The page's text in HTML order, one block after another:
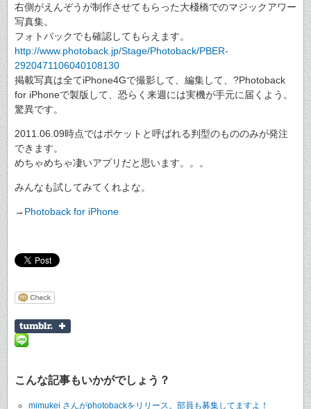
右側がえんぞうが制作させてもらった大棧橋でのマジックアワー
写真集。
フォトバックでも確認してもらえます。
http://www.photoback.jp/Stage/Photoback/PBER-
2920471106040108130
掲載写真は全てiPhone4Gで撮影して、編集して、?Photoback
for iPhoneで製版して、恐らく来週には実機が手元に届くよう。
驚異です。
2011.06.09時点ではポケットと呼ばれる判型のもののみが発注
できます。
めちゃめちゃ凄いアプリだと思います。。。
みんなも試してみてくれよな。
→ Photoback for iPhone
こんな記事もいかがでしょう？
mimukei さんがphotobackをリリース。部員も募集してますよ！